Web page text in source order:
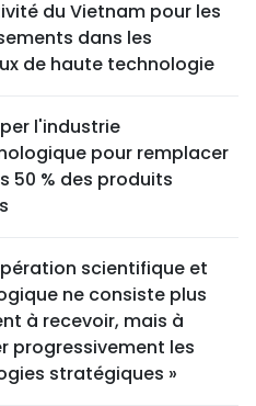
du Vietnam pour les
dans les
de haute technologie
l'industrie
pour remplacer
50 % des produits
scientifique et
ne consiste plus
à recevoir, mais à
progressivement les
stratégiques »